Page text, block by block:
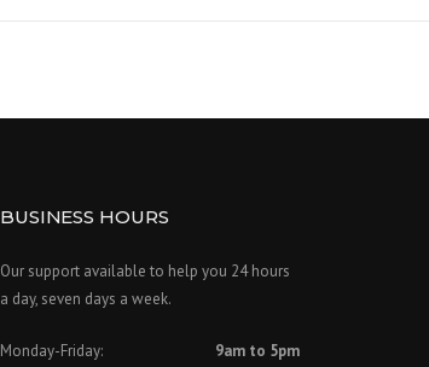
BUSINESS HOURS
Our support available to help you 24 hours
a day, seven days a week.
Monday-Friday: 9am to 5pm